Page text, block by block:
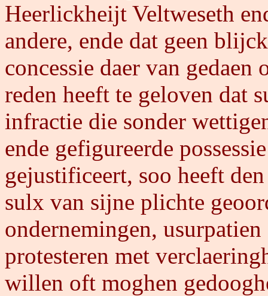
Heerlickheijt Veltweseth
andere, ende dat geen
concessie daer van
reden heeft te geloven dat
infractie die sonder
ende gefigureerde
gejustificeert, soo heeft
sulx van sijne plichte
ondernemingen,
protesteren met
willen oft moghen